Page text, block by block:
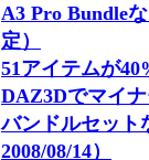
A3 Pro Bundle
定）
51アイテムが
DAZ3Dでマイ
バンドルセット
2008/08/14）